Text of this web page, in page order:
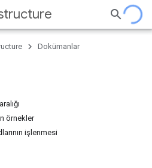
Dokümanlar
örnekler
işlenmesi